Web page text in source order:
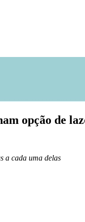
opção de
a cada uma delas